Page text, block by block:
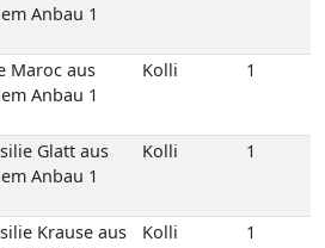
Glatt aus
Anbau 1
Krause aus
Anbau 1
grün
Anbau 1